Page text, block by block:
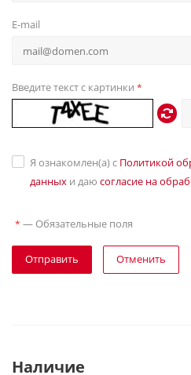
E-mail
Введите текст с картинки *
Я ознакомлен(а) с Политикой
данных и даю согласие на
* — Обязательные поля
Отправить Отменить
Наличие